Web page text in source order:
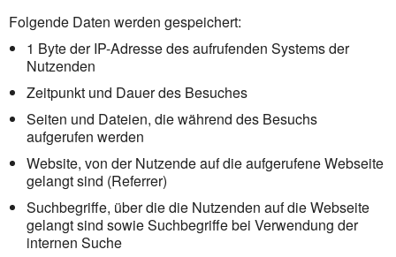
Folgende Daten werden gespeichert:
1 Byte der IP-Adresse des aufrufenden Systems der
Nutzenden
Zeitpunkt und Dauer des Besuches
Seiten und Dateien, die während des Besuchs
aufgerufen werden
Website, von der Nutzende auf die aufgerufene Webseite
gelangt sind (Referrer)
Suchbegriffe, über die die Nutzenden auf die Webseite
gelangt sind sowie Suchbegriffe bei Verwendung der
internen Suche